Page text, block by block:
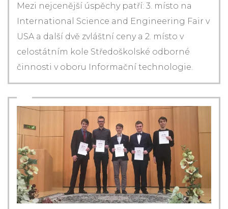
Mezi nejcenější úspěchy patří: 3. místo na
International Science and Engineering Fair v
USA a další dvě zvláštní ceny a 2. místo v
celostátním kole Středoškolské odborné
činnosti v oboru Informační technologie.